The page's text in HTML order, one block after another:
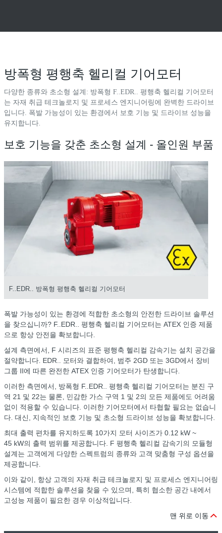
방폭형 평행축 헬리컬 기어모터
다양한 종류와 초소형 설계: 방폭형 F..EDR.. 평행축 헬리컬 기어모터
는 자재 취급 테크놀로지 및 프로세스 엔지니어링에 완벽한 드라이브
입니다. 폭발 가능성이 있는 환경에서 보호 기능 및 드라이브 성능을
유지합니다.
보호 기능을 갖춘 초소형 설계 - 올인원 부품
F..EDR.. 방폭형 평행축 헬리컬 기어모터
폭발 가능성이 있는 환경에 적합한 초소형의 안전한 드라이브 솔루션
을 찾으십니까? F..EDR.. 평행축 헬리컬 기어모터는 ATEX 인증 제품
으로 항상 안전을 확보합니다.
설계 측면에서, F 시리즈의 표준 평행축 헬리컬 감속기는 설치 공간을
절약합니다. EDR.. 모터와 결합하여, 범주 2GD 또는 3GD에서 장비
그룹 II에 따른 완전한 ATEX 인증 기어모터가 탄생합니다.
이러한 측면에서, 방폭형 F..EDR.. 평행축 헬리컬 기어모터는 분진 구
역 21 및 22는 물론, 민감한 가스 구역 1 및 2의 모든 제품에도 어려움
없이 적용할 수 있습니다. 이러한 기어모터에서 타협할 필요는 없습니
다. 대신, 지속적인 보호 기능 및 초소형 드라이브 성능을 확보합니다.
최대 출력 편차를 유지하도록 10가지 모터 사이즈가 0.12 kW ~
45 kW의 출력 범위를 제공합니다. F 평행축 헬리컬 감속기의 모듈형
설계는 고객에게 다양한 스펙트럼의 종류와 고객 맞춤형 구성 옵션을
제공합니다.
이와 같이, 항상 고객의 자재 취급 테크놀로지 및 프로세스 엔지니어링
시스템에 적합한 솔루션을 찾을 수 있으며, 특히 협소한 공간 내에서
고성능 제품이 필요한 경우 이상적입니다.
맨 위로 이동